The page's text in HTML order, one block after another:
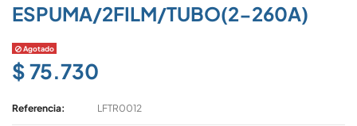
ESPUMA/2FILM/TUBO(2-260A)
Agotado
$ 75.730
Referencia: LFTR0012